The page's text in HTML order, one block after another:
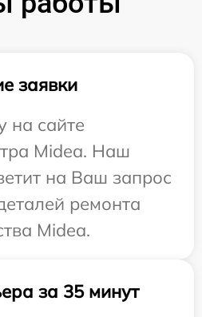
заявки
на сайте
Midea. Наш
на Ваш запрос
ремонта
Midea.
за 35 минут